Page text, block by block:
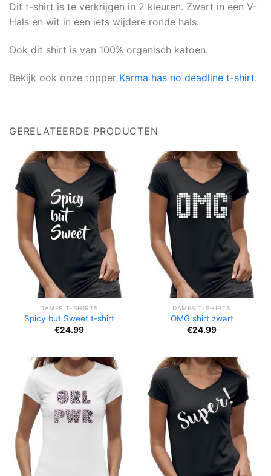
Dit t-shirt is te verkrijgen in 2 kleuren. Zwart in een V-
Hals en wit in een iets wijdere ronde hals.
Ook dit shirt is van 100% organisch katoen.
Bekijk ook onze topper Karma has no deadline t-shirt.
GERELATEERDE PRODUCTEN
DAMES T-SHIRTS
Spicy but Sweet t-shirt
€24.99
DAMES T-SHIRTS
OMG shirt zwart
€24.99